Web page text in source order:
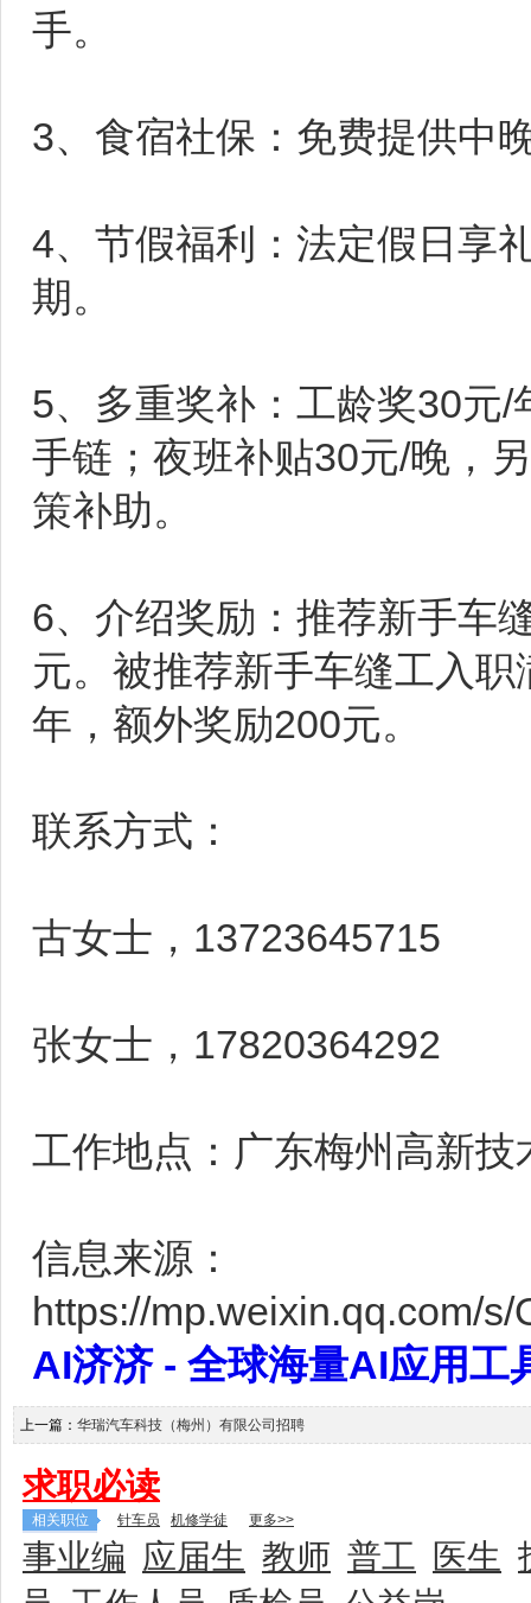
手。
3、食宿社保：免费提供中
4、节假福利：法定假日享
期。
5、多重奖补：工龄奖30元
手链；夜班补贴30元/晚，
策补助。
6、介绍奖励：推荐新手车
元。被推荐新手车缝工入
年，额外奖励200元。
联系方式：
古女士，13723645715
张女士，17820364292
工作地点：广东梅州高新
信息来源：
https://mp.weixin.qq.com/
AI济济 - 全球海量AI应用
上一篇： 华瑞汽车科技（梅州）有限公司招聘
求职必读
相关职位 针车员 机修学徒 更多>>
事业编 应届生 教师 普工 医生